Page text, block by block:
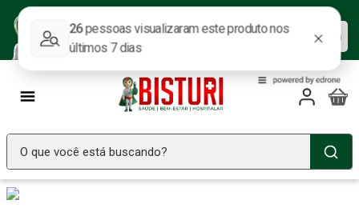
Baixe nosso APP e aproveite as
ofertas.
Baixar agora
O que você está buscando?